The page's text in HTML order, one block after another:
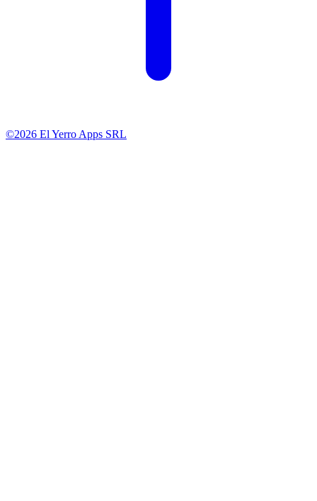
©2026 El Yerro Apps SRL